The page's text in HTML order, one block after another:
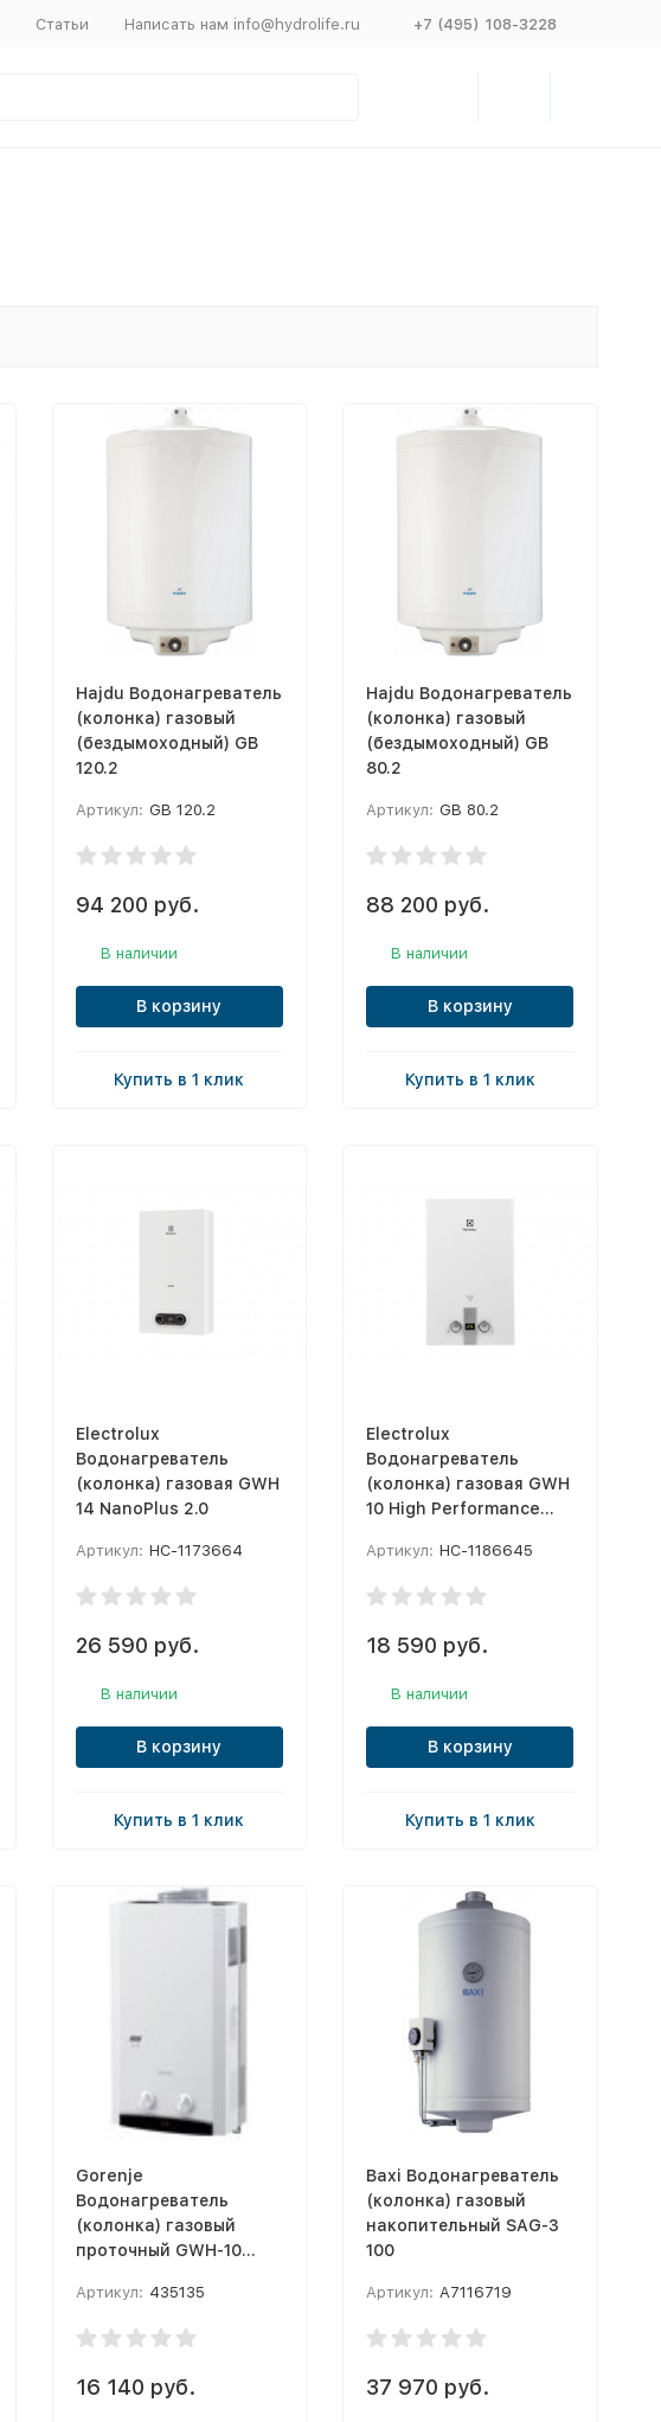
Статьи Написать нам info@hydrolife.ru +7 (495) 108-3228
Hajdu Водонагреватель
(колонка) газовый
(бездымоходный) GB
120.2
Артикул: GB 120.2
94 200 руб.
В наличии
В корзину
Купить в 1 клик
Hajdu Водонагреватель
(колонка) газовый
(бездымоходный) GB
80.2
Артикул: GB 80.2
88 200 руб.
В наличии
В корзину
Купить в 1 клик
Electrolux
Водонагреватель
(колонка) газовая GWH
14 NanoPlus 2.0
Артикул: НС-1173664
26 590 руб.
В наличии
В корзину
Купить в 1 клик
Electrolux
Водонагреватель
(колонка) газовая GWH
10 High Performance
Артикул: НС-1186645
18 590 руб.
В наличии
В корзину
Купить в 1 клик
Gorenje
Водонагреватель
(колонка) газовый
проточный GWH-10
Артикул: 435135
16 140 руб.
Baxi Водонагреватель
(колонка) газовый
накопительный SAG-3
100
Артикул: A7116719
37 970 руб.